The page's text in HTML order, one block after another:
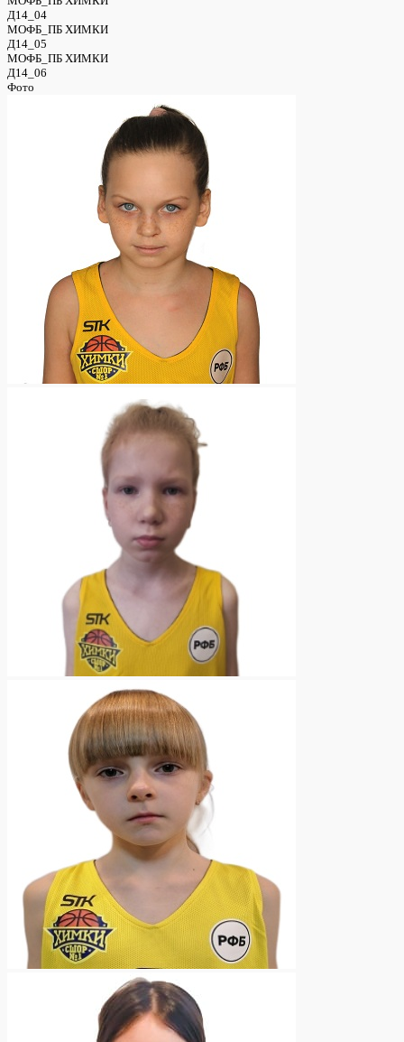
Д14_04
МОФБ_ПБ ХИМКИ
Д14_05
МОФБ_ПБ ХИМКИ
Д14_06
Фото